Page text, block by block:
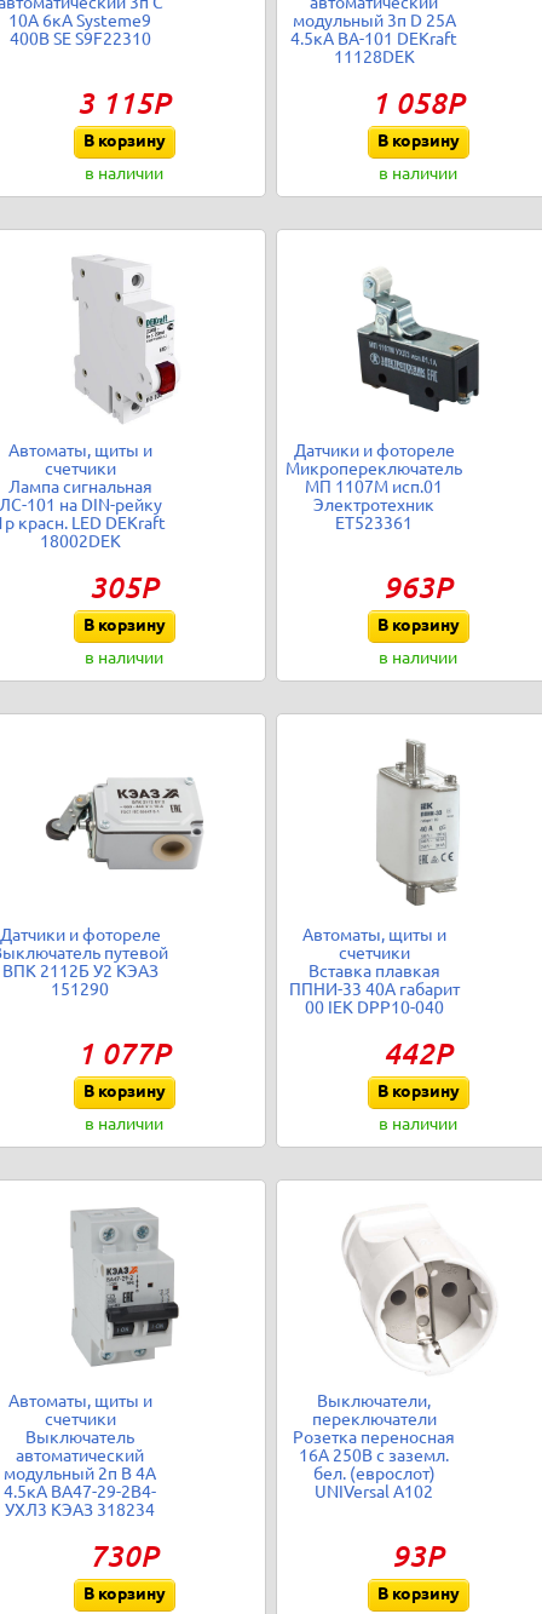
10А 6кА Systeme9
400В SE S9F22310
3 115Р
В корзину
в наличии
модульный 3п D 25А
4.5кА ВА-101 DEKraft
11128DEK
1 058Р
В корзину
в наличии
Автоматы, щиты и
счетчики
Лампа сигнальная
101 на DIN-рейку
красн. LED DEKraft
18002DEK
305Р
В корзину
в наличии
Датчики и фотореле
Микропереключатель
МП 1107М исп.01
Электротехник
ET523361
963Р
В корзину
в наличии
Датчики и фотореле
путевой
ВПК 2112Б У2 КЭАЗ
151290
1 077Р
В корзину
в наличии
Автоматы, щиты и
счетчики
Вставка плавкая
ППНИ-33 40А габарит
00 IEK DPP10-040
442Р
В корзину
в наличии
Автоматы, щиты и
счетчики
Выключатель
автоматический
модульный 2п B 4А
4.5кА ВА47-29-2B4-
УХЛ3 КЭАЗ 318234
730Р
В корзину
Выключатели,
переключатели
Розетка переносная
16А 250В с заземл.
бел. (еврослот)
UNIVersal А102
93Р
В корзину